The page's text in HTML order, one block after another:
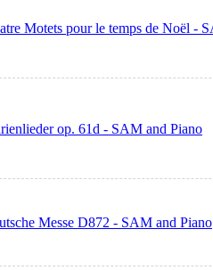
Motets pour le temps de Noël -
op. 61d - SAM and Piano
Messe D872 - SAM and Piano